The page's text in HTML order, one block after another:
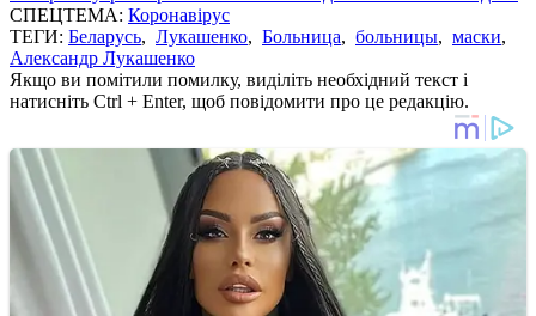
СПЕЦТЕМА: Коронавірус
ТЕГИ: Беларусь, Лукашенко, Больница, больницы, маски,
Александр Лукашенко
Якщо ви помітили помилку, виділіть необхідний текст і
натисніть Ctrl + Enter, щоб повідомити про це редакцію.